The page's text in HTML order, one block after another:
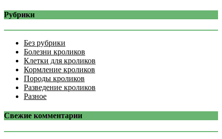
Рубрики
Без рубрики
Болезни кроликов
Клетки для кроликов
Кормление кроликов
Породы кроликов
Разведение кроликов
Разное
Свежие комментарии